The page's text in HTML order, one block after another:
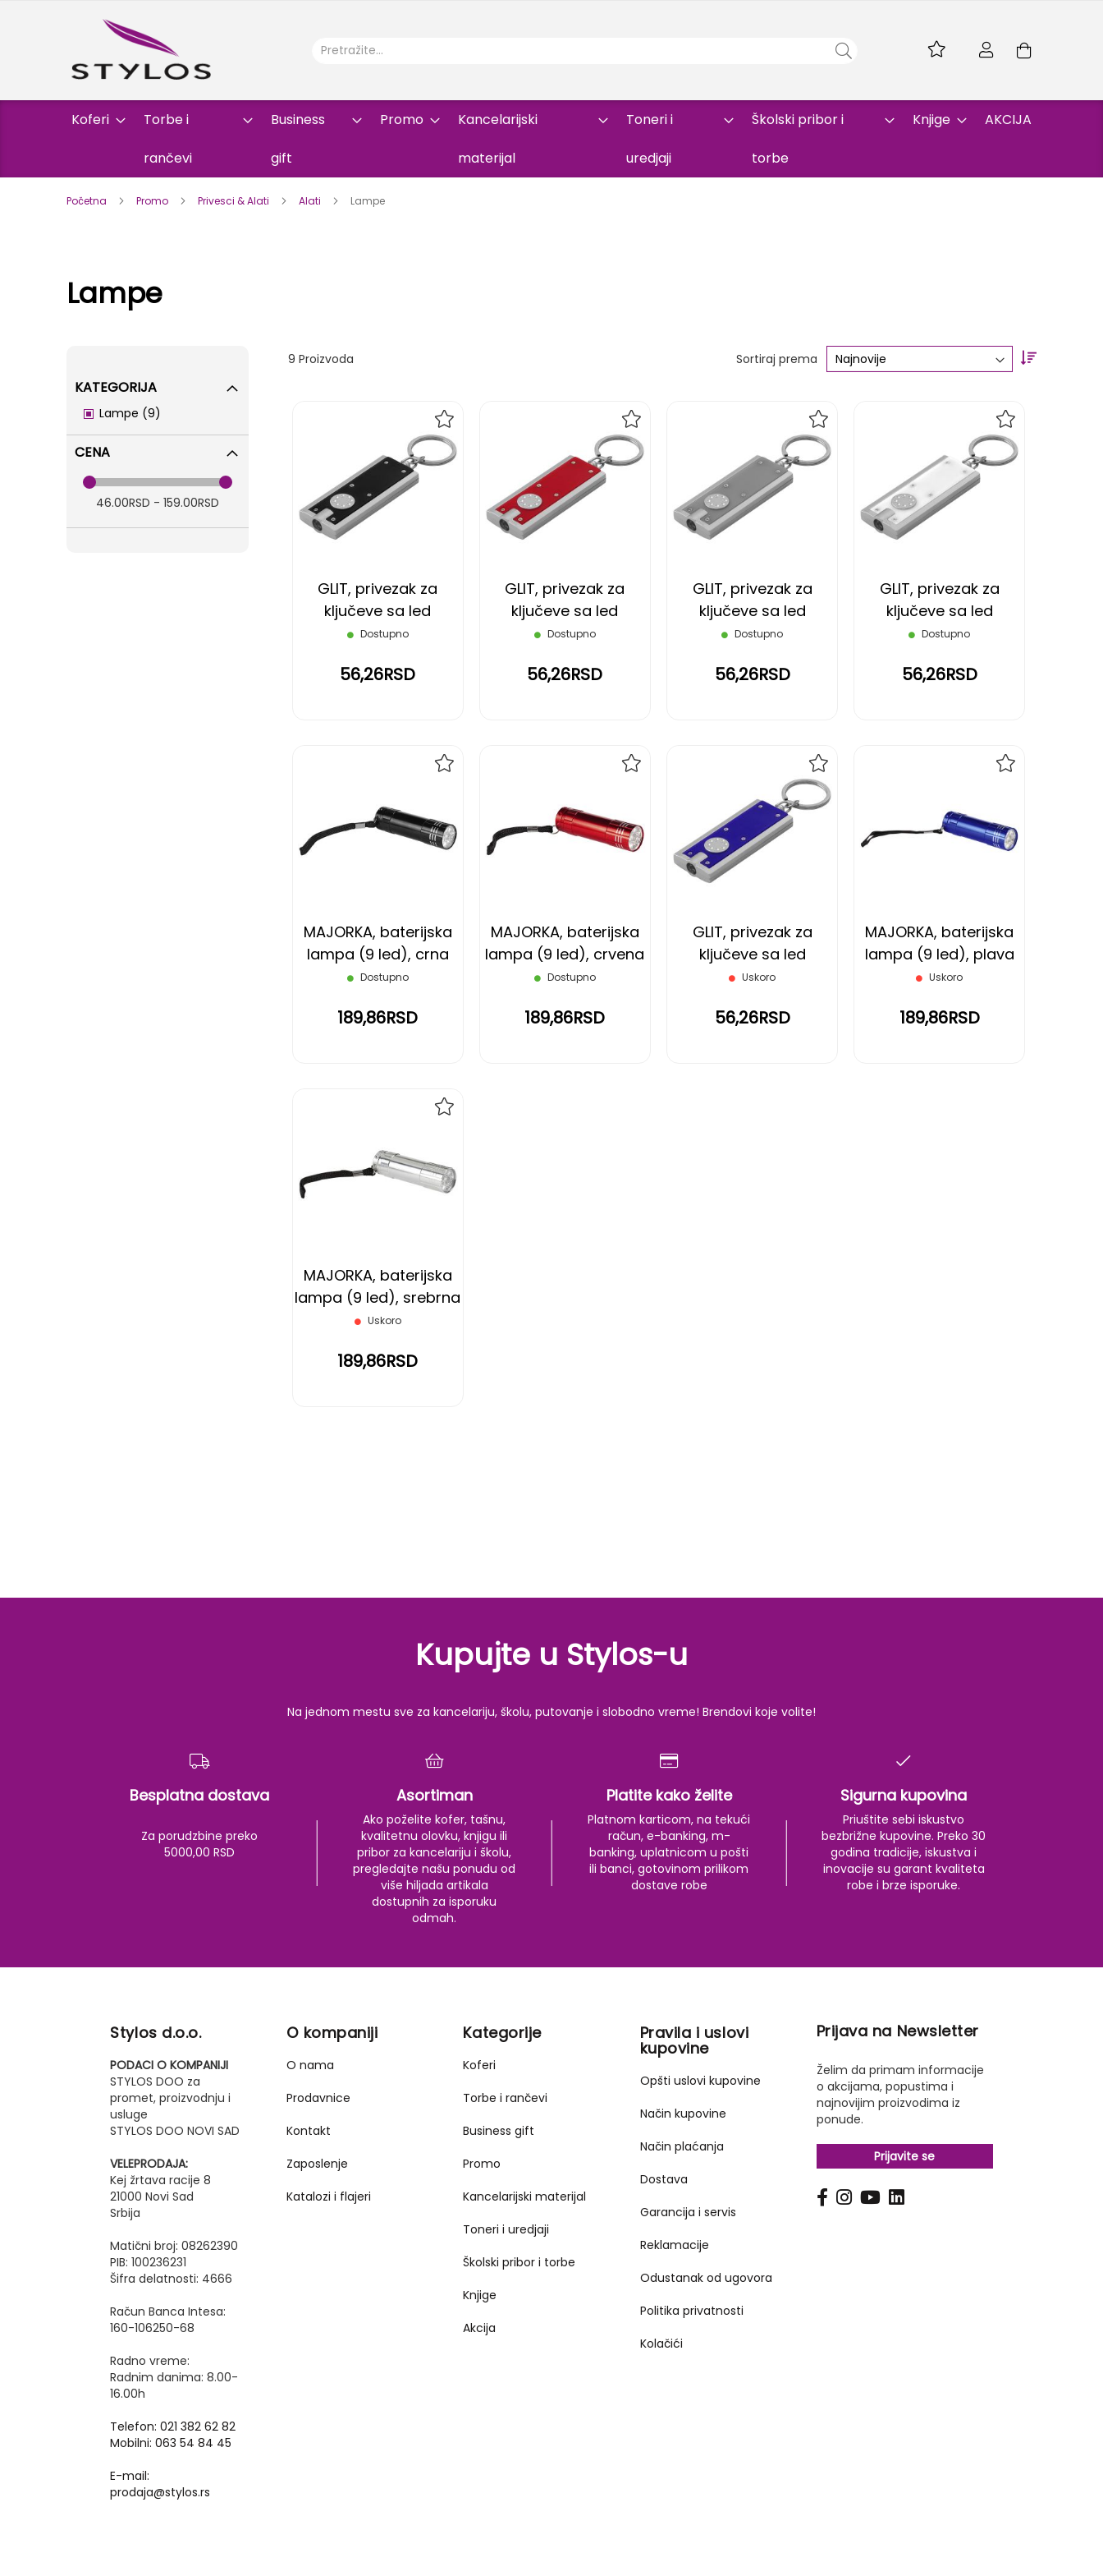
Skip
Koferi Torbe i
rančevi
Business
gift
Promo Kancelarijski
materijal
Toneri i
uredjaji
Školski pribor i
torbe
Knjige AKCIJA
Početna Promo Privesci & Alati Alati Lampe
Lampe
9 Proizvoda Sortiraj prema
Set
GLIT, privezak za
ključeve sa led
lampom, crni
Dostupno
56,26RSD
DODAJ
NA
GLIT, privezak za
ključeve sa led
lampom, crveni
Dostupno
56,26RSD
DODAJ
NA
GLIT, privezak za
ključeve sa led
lampom, srebrni
Dostupno
56,26RSD
DODAJ
NA
GLIT, privezak za
ključeve sa led
lampom, beli
Dostupno
56,26RSD
DODAJ
NA
MAJORKA, baterijska
lampa (9 led), crna
Dostupno
189,86RSD
LISTU
MAJORKA, baterijska
lampa (9 led), crvena
Dostupno
189,86RSD
LISTU
GLIT, privezak za
ključeve sa led
lampom, plavi
Uskoro
56,26RSD
DODAJ
NA
MAJORKA, baterijska
lampa (9 led), plava
Uskoro
189,86RSD
LISTU
MAJORKA, baterijska
lampa (9 led), srebrna
Uskoro
189,86RSD
LISTU
KATEGORIJA
Lampe 9
items
CENA
46.00RSD - 159.00RSD
Kupujte u Stylos-u
Na jednom mestu sve za kancelariju, školu, putovanje i slobodno vreme! Brendovi koje volite!
Besplatna dostava
Za porudzbine preko
5000,00 RSD
Asortiman
Ako poželite kofer, tašnu,
kvalitetnu olovku, knjigu ili
pribor za kancelariju i školu,
pregledajte našu ponudu od
više hiljada artikala
dostupnih za isporuku
odmah.
Platite kako želite
Platnom karticom, na tekući
račun, e-banking, m-
banking, uplatnicom u pošti
ili banci, gotovinom prilikom
dostave robe
Sigurna kupovina
Priuštite sebi iskustvo
bezbrižne kupovine. Preko 30
godina tradicije, iskustva i
inovacije su garant kvaliteta
robe i brze isporuke.
Stylos d.o.o.
PODACI O KOMPANIJI
STYLOS DOO za
promet, proizvodnju i
usluge
STYLOS DOO NOVI SAD
VELEPRODAJA:
Kej žrtava racije 8
21000 Novi Sad
Srbija
Matični broj: 08262390
PIB: 100236231
Šifra delatnosti: 4666
Račun Banca Intesa:
160-106250-68
Radno vreme:
Radnim danima: 8.00-
16.00h
Telefon: 021 382 62 82
Mobilni: 063 54 84 45
E-mail:
prodaja@stylos.rs
O kompaniji
O nama
Prodavnice
Kontakt
Zaposlenje
Katalozi i flajeri
Kategorije
Koferi
Torbe i rančevi
Business gift
Promo
Kancelarijski materijal
Toneri i uredjaji
Školski pribor i torbe
Knjige
Akcija
Pravila i uslovi
kupovine
Opšti uslovi kupovine
Način kupovine
Način plaćanja
Dostava
Garancija i servis
Reklamacije
Odustanak od ugovora
Politika privatnosti
Kolačići
Prijava na Newsletter
Želim da primam informacije
o akcijama, popustima i
najnovijim proizvodima iz
ponude.
Prijavite se